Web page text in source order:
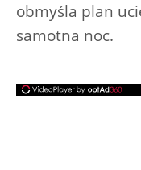
obmyśla plan
samotna noc.